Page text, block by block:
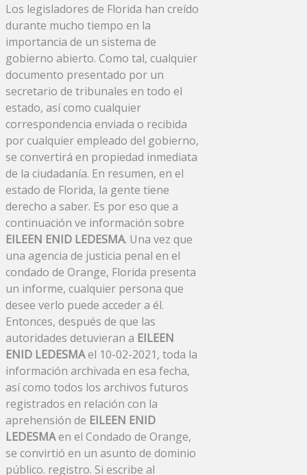
Los legisladores de Florida han creído
durante mucho tiempo en la
importancia de un sistema de
gobierno abierto. Como tal, cualquier
documento presentado por un
secretario de tribunales en todo el
estado, así como cualquier
correspondencia enviada o recibida
por cualquier empleado del gobierno,
se convertirá en propiedad inmediata
de la ciudadanía. En resumen, en el
estado de Florida, la gente tiene
derecho a saber. Es por eso que a
continuación ve información sobre
EILEEN ENID LEDESMA. Una vez que
una agencia de justicia penal en el
condado de Orange, Florida presenta
un informe, cualquier persona que
desee verlo puede acceder a él.
Entonces, después de que las
autoridades detuvieran a EILEEN
ENID LEDESMAel 10-02-2021, toda la
información archivada en esa fecha,
así como todos los archivos futuros
registrados en relación con la
aprehensión de EILEEN ENID
LEDESMAen el Condado de Orange,
se convirtió en un asunto de dominio
público. registro. Si escribe al